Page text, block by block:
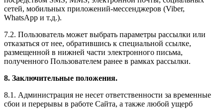
сетей, мобильных приложений-мессенджеров (Viber,
WhatsApp и т.д.).
7.2. Пользователь может выбрать параметры рассылки или
отказаться от нее, обратившись к специальной ссылке,
размещенной в нижней части электронного письма,
полученного Пользователем ранее в рамках рассылки.
8. Заключительные положения.
8.1. Администрация не несет ответственности за временные
сбои и перерывы в работе Сайта, а также любой ущерб